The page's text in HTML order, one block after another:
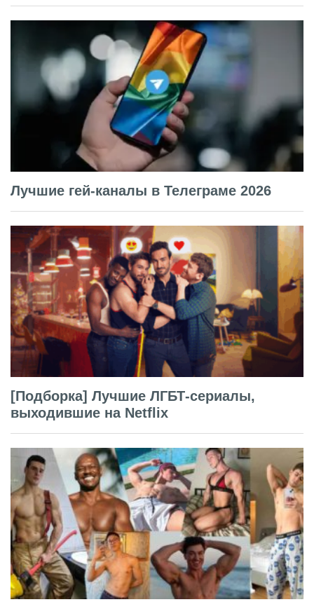
Лучшие гей-каналы в Телеграме 2026
[Подборка] Лучшие ЛГБТ-сериалы,
выходившие на Netflix